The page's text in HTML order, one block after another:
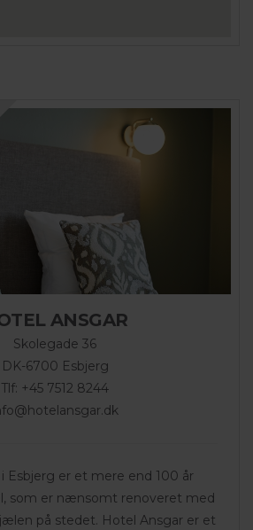
ANSGAR
Skolegade 36
DK-6700 Esbjerg
Tlf: +45 7512 8244
Esbjerg er et mere end 100 år
som er nænsomt renoveret med
på stedet. Hotel Ansgar er et